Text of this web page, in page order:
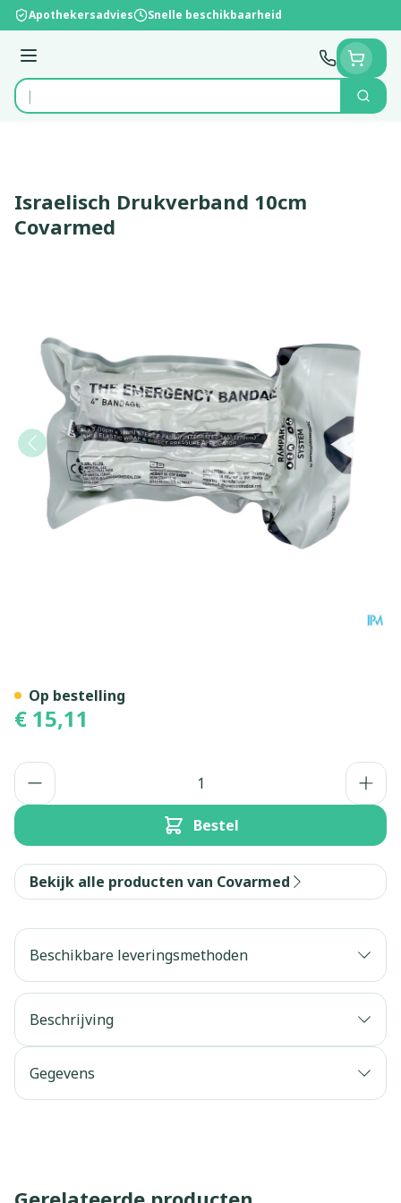
Ga naar de inhoud
Apothekersadvies Snelle beschikbaarheid
Menu
Product, merk, categorie...
Zoek
Israelisch Drukverband 10cm
Covarmed
€ 15,11
Aantal
Bestel
Op bestelling
Bekijk alle producten van Covarmed
Beschikbare leveringsmethoden
Beschrijving
Gegevens